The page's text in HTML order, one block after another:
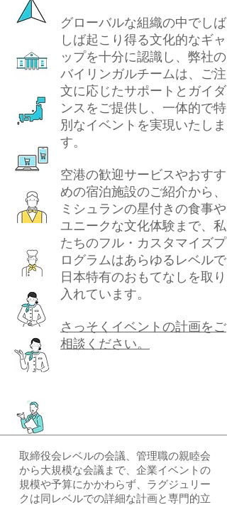
グローバルな組織の中でしば
しば起こり得る文化的なギャ
ップを十分に認識し、弊社の
バイリンガルチームは、ご注
文に応じたサポートとガイダ
ンスをご提供し、一体的で特
別なイベントを実現いたしま
す。
空港の歓迎サービスやおすす
めの宿泊施設のご紹介から、
ミシュランの星付きの食事や
ユニークな文化体験まで、私
たちのフル・カスタマイズプ
ログラムはあらゆるレベルで
日本特有のおもてなしを取り
入れています。
さっそくイベントの計画をご
相談ください。
取締役会レベルの会議、管理職の親睦会
から大規模な会議まで、企業イベントの
規模や予算にかかわらず、ラグジュリー
クは同レベルでの詳細な計画と専門的立